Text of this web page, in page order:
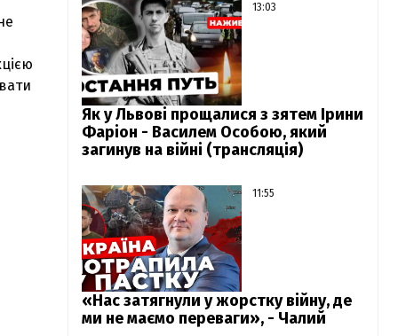
13:03
Як у Львові прощалися з зятем Ірини
Фаріон - Василем Особою, який
загинув на війні (трансляція)
11:55
«Нас затягнули у жорстку війну, де
ми не маємо переваги», - Чалий